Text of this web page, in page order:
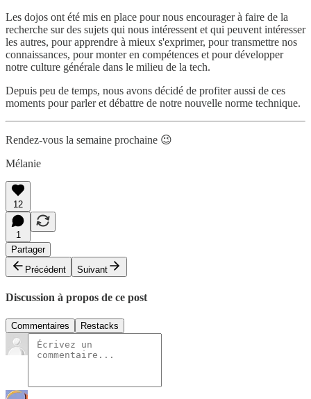
Les dojos ont été mis en place pour nous encourager à faire de la
recherche sur des sujets qui nous intéressent et qui peuvent intéresser
les autres, pour apprendre à mieux s'exprimer, pour transmettre nos
connaissances, pour monter en compétences et pour développer
notre culture générale dans le milieu de la tech.
Depuis peu de temps, nous avons décidé de profiter aussi de ces
moments pour parler et débattre de notre nouvelle norme technique.
Rendez-vous la semaine prochaine 😉
Mélanie
12
1
Partager
Précédent
Suivant
Discussion à propos de ce post
Commentaires Restacks